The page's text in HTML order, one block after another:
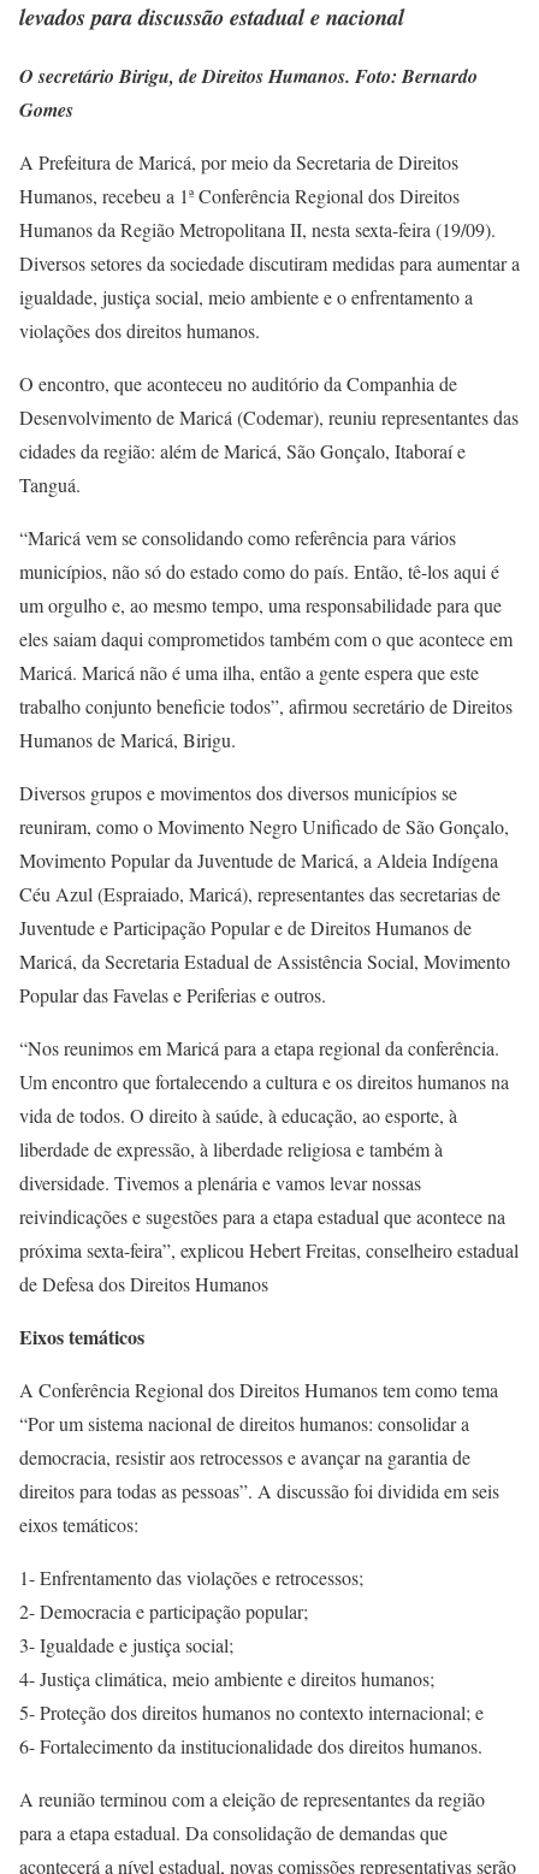
levados para discussão estadual e nacional
O secretário Birigu, de Direitos Humanos. Foto: Bernardo
Gomes
A Prefeitura de Maricá, por meio da Secretaria de Direitos
Humanos, recebeu a 1ª Conferência Regional dos Direitos
Humanos da Região Metropolitana II, nesta sexta-feira (19/09).
Diversos setores da sociedade discutiram medidas para aumentar a
igualdade, justiça social, meio ambiente e o enfrentamento a
violações dos direitos humanos.
O encontro, que aconteceu no auditório da Companhia de
Desenvolvimento de Maricá (Codemar), reuniu representantes das
cidades da região: além de Maricá, São Gonçalo, Itaboraí e
Tanguá.
“Maricá vem se consolidando como referência para vários
municípios, não só do estado como do país. Então, tê-los aqui é
um orgulho e, ao mesmo tempo, uma responsabilidade para que
eles saiam daqui comprometidos também com o que acontece em
Maricá. Maricá não é uma ilha, então a gente espera que este
trabalho conjunto beneficie todos”, afirmou secretário de Direitos
Humanos de Maricá, Birigu.
Diversos grupos e movimentos dos diversos municípios se
reuniram, como o Movimento Negro Unificado de São Gonçalo,
Movimento Popular da Juventude de Maricá, a Aldeia Indígena
Céu Azul (Espraiado, Maricá), representantes das secretarias de
Juventude e Participação Popular e de Direitos Humanos de
Maricá, da Secretaria Estadual de Assistência Social, Movimento
Popular das Favelas e Periferias e outros.
“Nos reunimos em Maricá para a etapa regional da conferência.
Um encontro que fortalecendo a cultura e os direitos humanos na
vida de todos. O direito à saúde, à educação, ao esporte, à
liberdade de expressão, à liberdade religiosa e também à
diversidade. Tivemos a plenária e vamos levar nossas
reivindicações e sugestões para a etapa estadual que acontece na
próxima sexta-feira”, explicou Hebert Freitas, conselheiro estadual
de Defesa dos Direitos Humanos
Eixos temáticos
A Conferência Regional dos Direitos Humanos tem como tema
“Por um sistema nacional de direitos humanos: consolidar a
democracia, resistir aos retrocessos e avançar na garantia de
direitos para todas as pessoas”. A discussão foi dividida em seis
eixos temáticos:
1- Enfrentamento das violações e retrocessos;
2- Democracia e participação popular;
3- Igualdade e justiça social;
4- Justiça climática, meio ambiente e direitos humanos;
5- Proteção dos direitos humanos no contexto internacional; e
6- Fortalecimento da institucionalidade dos direitos humanos.
A reunião terminou com a eleição de representantes da região
para a etapa estadual. Da consolidação de demandas que
acontecerá a nível estadual, novas comissões representativas serão